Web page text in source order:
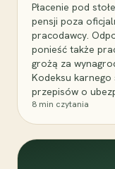
Płacenie pod
pensji poza
pracodawcy.
ponieść także
grożą za
Kodeksu karnego
przepisów o
8 min czytania